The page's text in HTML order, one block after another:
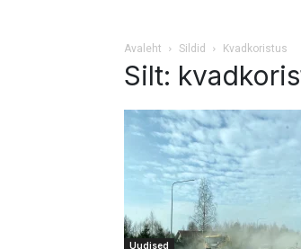
Avaleht Sildid Kvadkoristus
Silt:
Uudised